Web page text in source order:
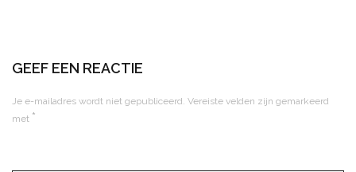
GEEF EEN REACTIE
Je e-mailadres wordt niet gepubliceerd. Vereiste velden zijn gemarkeerd
met *